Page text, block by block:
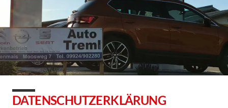
DATENSCHUTZERKLÄRUNG